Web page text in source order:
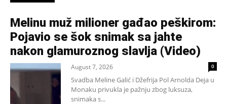
Melinu muž milioner gađao peškirom:
Pojavio se šok snimak sa jahte
nakon glamuroznog slavlja (Video)
August 7, 2026 0
Svadba Meline Galić i Džefrija Pol Arnolda Deja u
Monaku privukla je pažnju zbog luksuza,
snimaka s...